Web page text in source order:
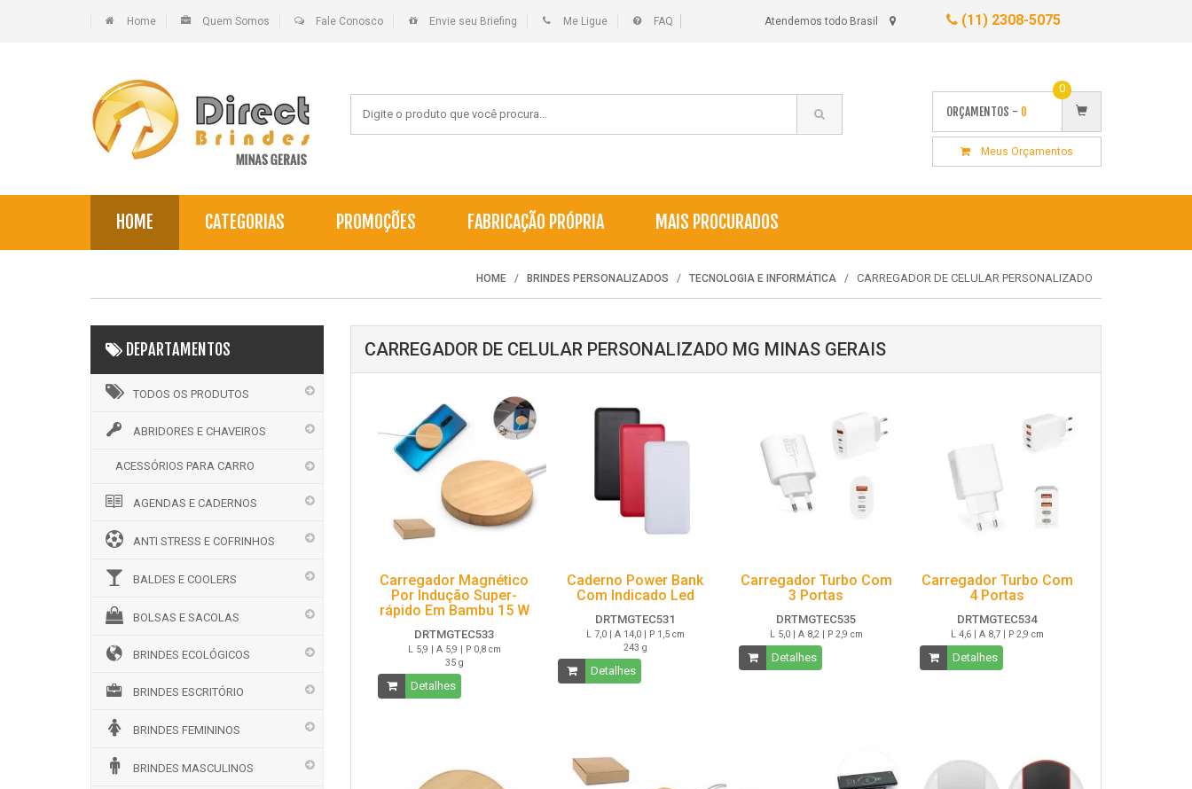
Home Quem Somos Fale Conosco Envie seu Briefing Me Ligue FAQ Atendemos todo Brasil (11) 2308-5075
ORÇAMENTOS - 0
0
Meus Orçamentos
HOME CATEGORIAS PROMOÇÕES FABRICAÇÃO PRÓPRIA MAIS PROCURADOS
HOME BRINDES PERSONALIZADOS TECNOLOGIA E INFORMÁTICA CARREGADOR DE CELULAR PERSONALIZADO
DEPARTAMENTOS
TODOS OS PRODUTOS
ABRIDORES E CHAVEIROS
ACESSÓRIOS PARA CARRO
AGENDAS E CADERNOS
ANTI STRESS E COFRINHOS
BALDES E COOLERS
BOLSAS E SACOLAS
BRINDES ECOLÓGICOS
BRINDES ESCRITÓRIO
BRINDES FEMININOS
BRINDES MASCULINOS
CARREGADOR DE CELULAR PERSONALIZADO MG MINAS GERAIS
Carregador Magnético
Por Indução Super-
rápido Em Bambu 15 W
DRTMGTEC533
L 5,9 | A 5,9 | P 0,8 cm
35 g
Detalhes
Caderno Power Bank
Com Indicado Led
DRTMGTEC531
L 7,0 | A 14,0 | P 1,5 cm
243 g
Detalhes
Carregador Turbo Com
3 Portas
DRTMGTEC535
L 5,0 | A 8,2 | P 2,9 cm
Detalhes
Carregador Turbo Com
4 Portas
DRTMGTEC534
L 4,6 | A 8,7 | P 2,9 cm
Detalhes